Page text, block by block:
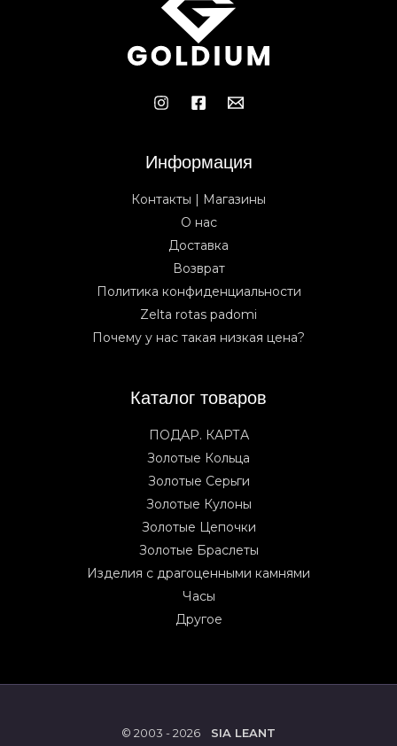
Информация
Контакты | Магазины
О нас
Доставка
Возврат
Политика конфиденциальности
Zelta rotas padomi
Почему у нас такая низкая цена?
Каталог товаров
ПОДАР. КАРТА
Золотые Кольца
Золотые Серьги
Золотые Кулоны
Золотые Цепочки
Золотые Браслеты
Изделия с драгоценными камнями
Часы
Другое
© 2003 - 2026 SIA LEANT